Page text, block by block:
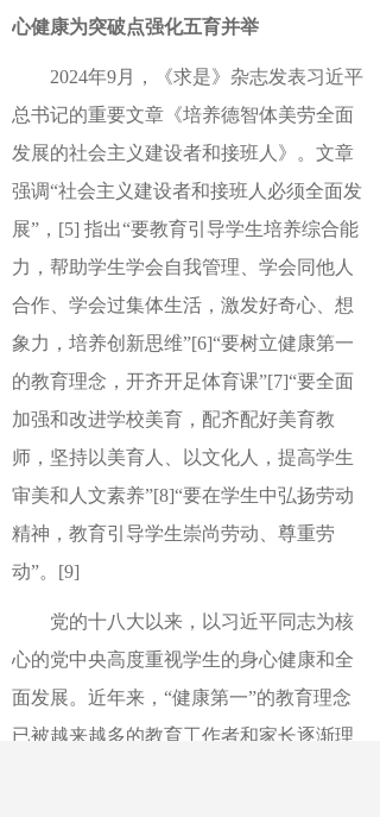
心健康为突破点强化五育并举
2024年9月，《求是》杂志发表习近平
总书记的重要文章《培养德智体美劳全面
发展的社会主义建设者和接班人》。文章
强调“社会主义建设者和接班人必须全面发
展”， [5] 指出“要教育引导学生培养综合能
力，帮助学生学会自我管理、学会同他人
合作、学会过集体生活，激发好奇心、想
象力，培养创新思维”[6]“要树立健康第一
的教育理念，开齐开足体育课”[7]“要全面
加强和改进学校美育，配齐配好美育教
师，坚持以美育人、以文化人，提高学生
审美和人文素养”[8]“要在学生中弘扬劳动
精神，教育引导学生崇尚劳动、尊重劳
动”。 [9]
党的十八大以来，以习近平同志为核
心的党中央高度重视学生的身心健康和全
面发展。近年来，“健康第一”的教育理念
已被越来越多的教育工作者和家长逐渐理